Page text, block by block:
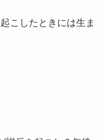
こしたときには生ま